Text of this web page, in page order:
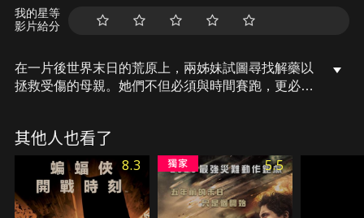
我的星等
影片給分
在一片後世界末日的荒原上，兩姊妹試圖尋找解藥以
拯救受傷的母親。她們不但必須與時間賽跑，更必須
其他人也看了
8.3 5.5